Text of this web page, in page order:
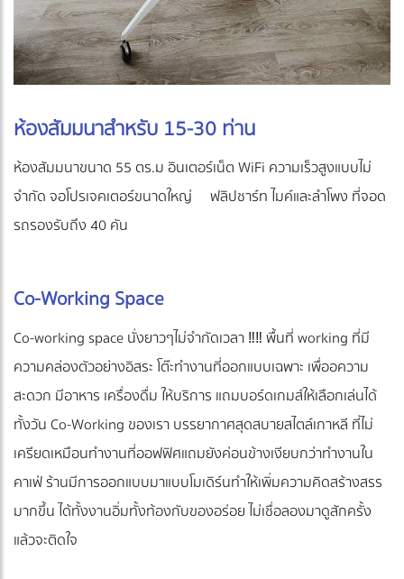
ห้องสัมมนาสำหรับ 15-30 ท่าน
ห้องสัมมนาขนาด 55 ตร.ม อินเตอร์เน็ต WiFi ความเร็วสูงแบบไม่
จำกัด จอโปรเจคเตอร์ขนาดใหญ่ ฟลิปชาร์ท ไมค์และลำโพง ที่จอด
รถรองรับถึง 40 คัน
Co-Working Space
Co-working space นั่งยาวๆไม่จำกัดเวลา ‼️‼️ พื้นที่ working ที่มี
ความคล่องตัวอย่างอิสระ โต๊ะทำงานที่ออกแบบเฉพาะ เพื่ออความ
สะดวก มีอาหาร เครื่องดื่ม ให้บริการ แถมบอร์ดเกมส์ให้เลือกเล่นได้
ทั้งวัน Co-Working ของเรา บรรยากาศสุดสบายสไตล์เกาหลี ที่ไม่
เครียดเหมือนทำงานที่ออฟฟิศแถมยังค่อนข้างเงียบกว่าทำงานใน
คาเฟ่ ร้านมีการออกแบบมาแบบโมเดิร์นทำให้เพิ่มความคิดสร้างสรร
มากขึ้น ได้ทั้งงานอิ่มทั้งท้องกับของอร่อย ไม่เชื่อลองมาดูสักครั้ง
แล้วจะติดใจ